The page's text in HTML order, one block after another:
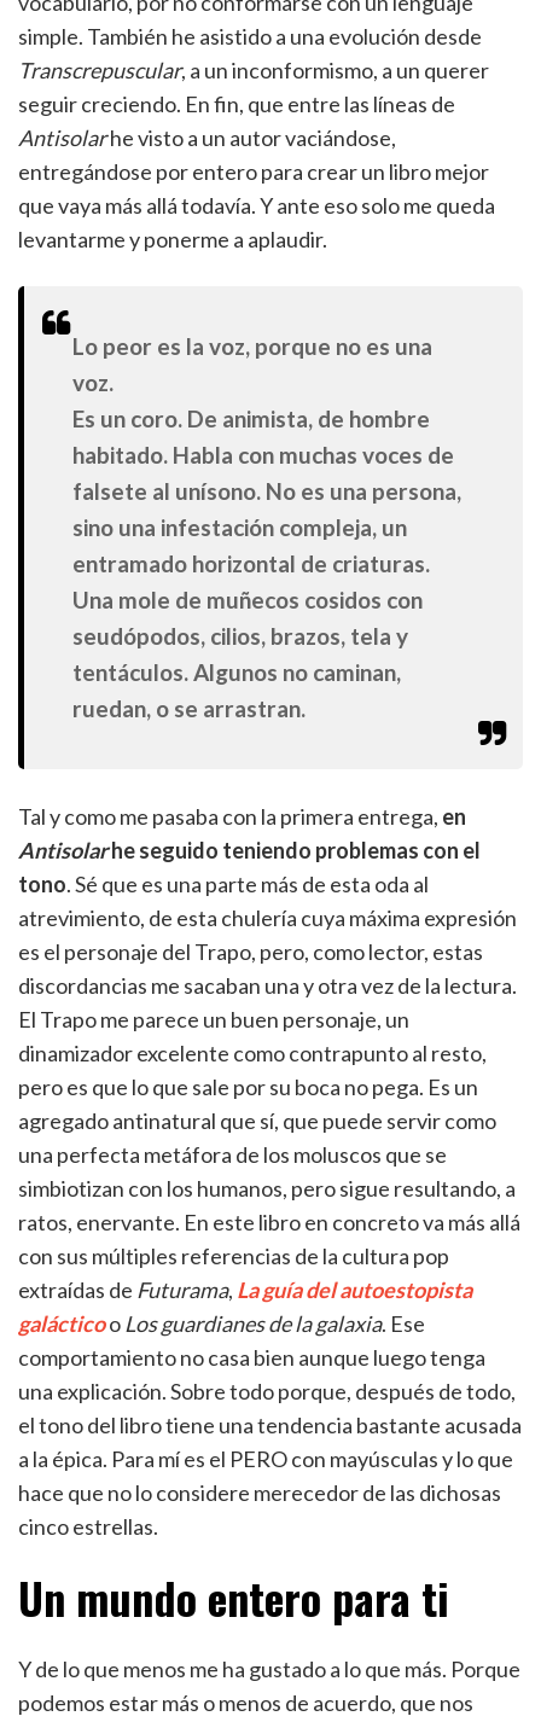
simple. También he asistido a una evolución desde
Transcrepuscular, a un inconformismo, a un querer
seguir creciendo. En fin, que entre las líneas de
Antisolarhe visto a un autor vaciándose,
entregándose por entero para crear un libro mejor
que vaya más allá todavía. Y ante eso solo me queda
levantarme y ponerme a aplaudir.
Lo peor es la voz, porque no es una
voz.
Es un coro. De animista, de hombre
habitado. Habla con muchas voces de
falsete al unísono. No es una persona,
sino una infestación compleja, un
entramado horizontal de criaturas.
Una mole de muñecos cosidos con
seudópodos, cilios, brazos, tela y
tentáculos. Algunos no caminan,
ruedan, o se arrastran.
Tal y como me pasaba con la primera entrega, en
Antisolarhe seguido teniendo problemas con el
tono. Sé que es una parte más de esta oda al
atrevimiento, de esta chulería cuya máxima expresión
es el personaje del Trapo, pero, como lector, estas
discordancias me sacaban una y otra vez de la lectura.
El Trapo me parece un buen personaje, un
dinamizador excelente como contrapunto al resto,
pero es que lo que sale por su boca no pega. Es un
agregado antinatural que sí, que puede servir como
una perfecta metáfora de los moluscos que se
simbiotizan con los humanos, pero sigue resultando, a
ratos, enervante. En este libro en concreto va más allá
con sus múltiples referencias de la cultura pop
extraídas de Futurama, La guía del autoestopista
galácticoo Los guardianes de la galaxia. Ese
comportamiento no casa bien aunque luego tenga
una explicación. Sobre todo porque, después de todo,
el tono del libro tiene una tendencia bastante acusada
a la épica. Para mí es el PERO con mayúsculas y lo que
hace que no lo considere merecedor de las dichosas
cinco estrellas.
Un mundo entero para ti
Y de lo que menos me ha gustado a lo que más. Porque
podemos estar más o menos de acuerdo, que nos